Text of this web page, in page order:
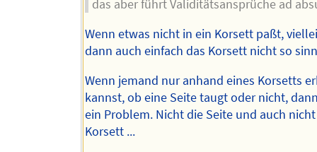
das aber führt Validitätsansprüche ad
Wenn etwas nicht in ein Korsett paßt,
dann auch einfach das Korsett nicht so
Wenn jemand nur anhand eines Korsetts
kannst, ob eine Seite taugt oder nicht,
ein Problem. Nicht die Seite und auch
Korsett ...